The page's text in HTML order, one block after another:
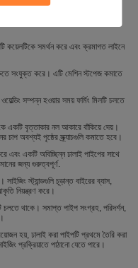
পদ্ধতি, চাপের প্রয়োজনীয়তা এবং পোস্ট-
কয়েলটিকে সমর্থন করে এবং ক্রমাগত লাইনে
সংযুক্ত করে। এটি মেশিন স্টপেজ কমাতে
সম্পন্ন হওয়ার সময় ফর্মিং মিলটি চলতে
একটি বৃত্তাকার নল আকারে বাঁকিয়ে দেয়।
চাপ অবশ্যই পৃষ্ঠের স্ক্র্যাচগুলি কমাতে হবে।
এবং একটি অবিচ্ছিন্ন ঢালাই পাইপের সাথে
জন্য গুরুত্বপূর্ণ.
সাইজিং স্ট্যান্ডগুলি চূড়ান্ত বাইরের ব্যাস,
নিয়ন্ত্রণ করে।
চলতে থাকে। সমাপ্ত পাইপ সংগ্রহ, পরিদর্শন,
হয়, ঢালাই করা পাইপটি প্রথমে তৈরি করা
প্রক্রিয়াতে পাঠানো যেতে পারে।